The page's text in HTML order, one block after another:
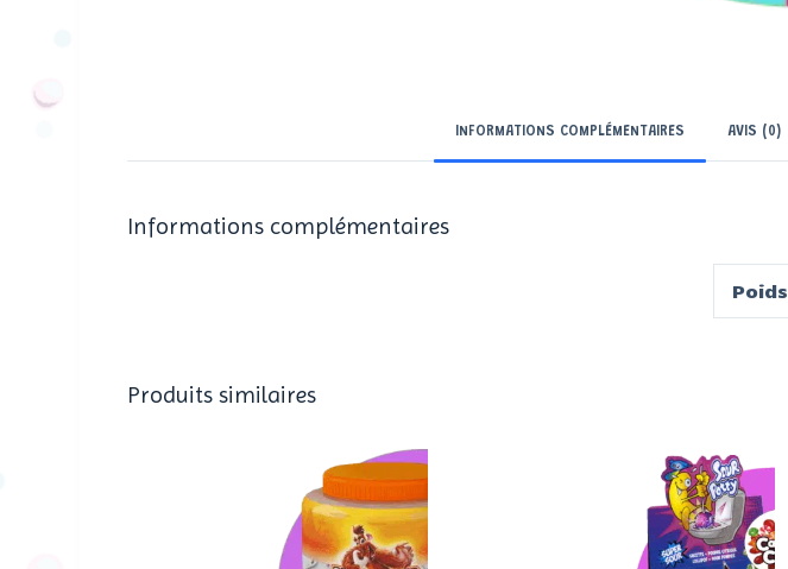
INFORMATIONS COMPLÉMENTAIRES AVIS (0)
Informations complémentaires
Poids
Produits similaires